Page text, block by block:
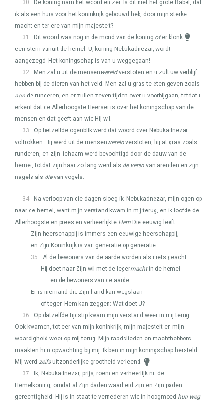
30
De koning nam het woord en zei: Is dit niet het grote Babel, dat
ik als een huis voor het koninkrijk gebouwd heb, door mijn sterke
macht en ter ere van mijn majesteit?
31
Dit woord was nog in de mond van de koning ofer klonk
een stem vanuit de hemel: U, koning Nebukadnezar, wordt
aangezegd: Het koningschap is van u weggegaan!
32
Men zal u uit de mensen wereldverstoten en u zult uw verblijf
hebben bij de dieren van het veld. Men zal u gras te eten geven zoals
aan de runderen, en er zullen zeven tijden over u voorbijgaan, totdat u
erkent dat de Allerhoogste Heerser is over het koningschap van de
mensen en dat geeft aan wie Hij wil.
33
Op hetzelfde ogenblik werd dat woord over Nebukadnezar
voltrokken. Hij werd uit de mensen wereldverstoten, hij at gras zoals
runderen, en zijn lichaam werd bevochtigd door de dauw van de
hemel, totdat zijn haar zo lang werd als de veren van arenden en zijn
nagels als dievan vogels.
34
Na verloop van die dagen sloeg ík, Nebukadnezar, mijn ogen op
naar de hemel, want mijn verstand kwam in mij terug, en ik loofde de
Allerhoogste en prees en verheerlijkte Hem Die eeuwig leeft.
Zijn heerschappij is immers een eeuwige heerschappij,
en Zijn Koninkrijk is van generatie op generatie.
35
Al de bewoners van de aarde worden als niets geacht.
Hij doet naar Zijn wil met de legermachtin de hemel
en de bewoners van de aarde.
Er is niemand die Zijn hand kan wegslaan
of tegen Hem kan zeggen: Wat doet U?
36
Op datzelfde tijdstip kwam mijn verstand weer in mij terug.
Ook kwamen, tot eer van mijn koninkrijk, mijn majesteit en mijn
waardigheid weer op mij terug. Mijn raadslieden en machthebbers
maakten hun opwachting bij mij. Ik ben in mijn koningschap hersteld.
Mij werd zelfsuitzonderlijke grootheid verleend.
37
Ik, Nebukadnezar, prijs, roem en verheerlijk nu de
Hemelkoning, omdat al Zijn daden waarheid zijn en Zijn paden
gerechtigheid: Hij is in staat te vernederen wie in hoogmoed hun weg